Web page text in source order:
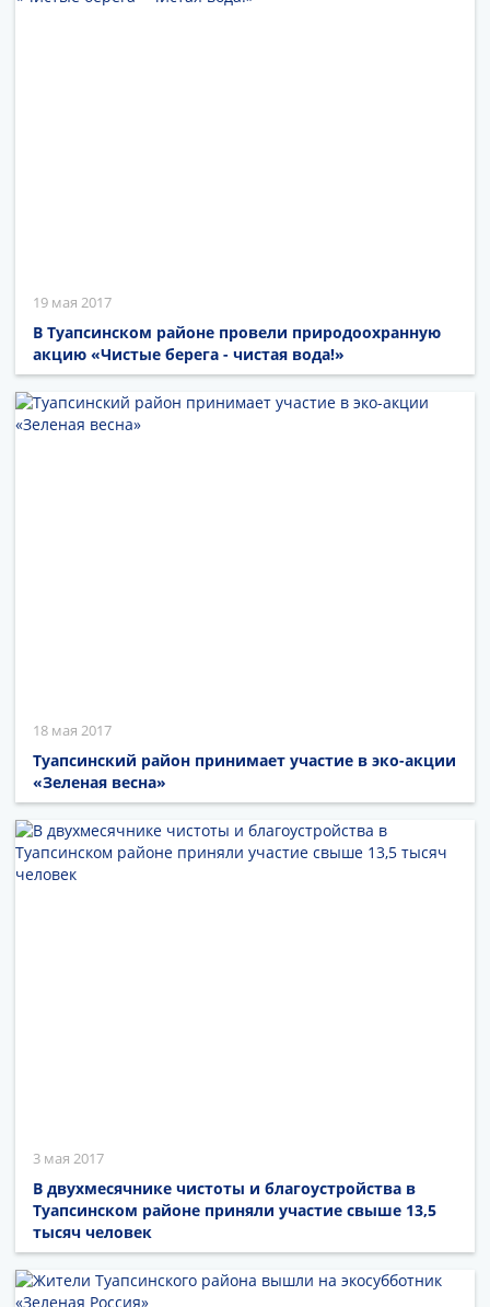
19 мая 2017
В Туапсинском районе провели природоохранную
акцию «Чистые берега - чистая вода!»
18 мая 2017
Туапсинский район принимает участие в эко-акции
«Зеленая весна»
3 мая 2017
В двухмесячнике чистоты и благоустройства в
Туапсинском районе приняли участие свыше 13,5
тысяч человек